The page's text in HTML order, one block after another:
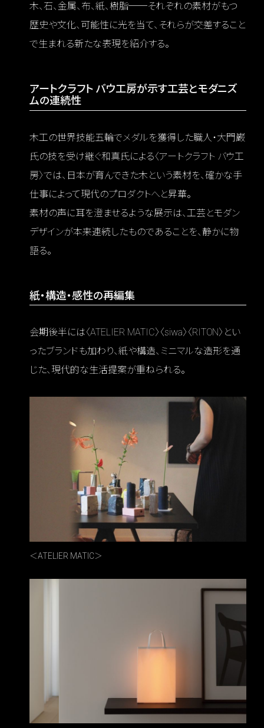
木、石、金属、布、紙、樹脂──それぞれの素材がもつ
歴史や文化、可能性に光を当て、それらが交差すること
で生まれる新たな表現を紹介する。
アートクラフト バウ工房が示す工芸とモダニズ
ムの連続性
木工の世界技能五輪でメダルを獲得した職人・大門巌
氏の技を受け継ぐ和真氏による〈アートクラフト バウ工
房〉では、日本が育んできた木という素材を、確かな手
仕事によって現代のプロダクトへと昇華。
素材の声に耳を澄ませるような展示は、工芸とモダン
デザインが本来連続したものであることを、静かに物
語る。
紙・構造・感性の再編集
会期後半には〈ATELIER MATIC〉〈siwa〉〈RITON〉とい
ったブランドも加わり、紙や構造、ミニマルな造形を通
じた、現代的な生活提案が重ねられる。
＜ATELIER MATIC＞